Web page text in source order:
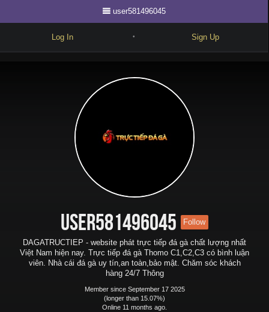
user581496045
Log In • Sign Up
user581496045 Follow
DAGATRUCTIEP - website phát trực tiếp đá gà chất lượng nhất
Việt Nam hiện nay. Trực tiếp đá gà Thomo C1,C2,C3 có bình luận
viên. Nhà cái đá gà uy tín,an toàn,bảo mật. Chăm sóc khách
hàng 24/7 Thông
Member since September 17 2025
(longer than 15.07%)
Online 11 months ago.